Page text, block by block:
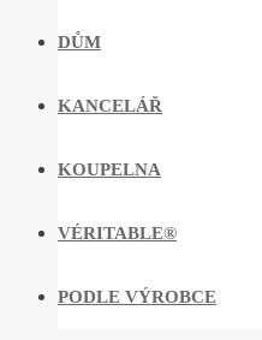
DŮM
KANCELÁŘ
KOUPELNA
VÉRITABLE®
PODLE VÝROBCE